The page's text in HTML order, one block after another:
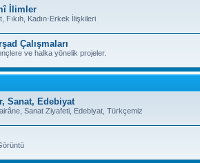
İlimler
Fıkıh, Kadın-Erkek İlişkileri
Çalışmaları
ve halka yönelik projeler.
Sanat, Edebiyat
Sanat Ziyafeti, Edebiyat, Türkçemiz